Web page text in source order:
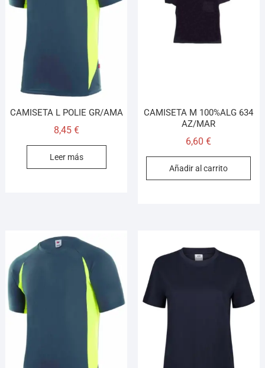
CAMISETA L POLIE GR/AMA
8,45 €
Leer más
CAMISETA M 100%ALG 634
AZ/MAR
6,60€
Añadir al carrito